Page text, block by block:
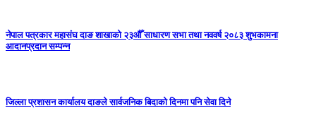
नेपाल पत्रकार महासंघ दाङ शाखाको २३औँ साधारण सभा तथा नववर्ष २०८३ शुभकामना
आदानप्रदान सम्पन्न
जिल्ला प्रशासन कार्यालय दाङले सार्वजनिक बिदाको दिनमा पनि सेवा दिने